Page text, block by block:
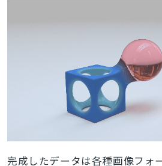
完成したデータは各種画像フォ